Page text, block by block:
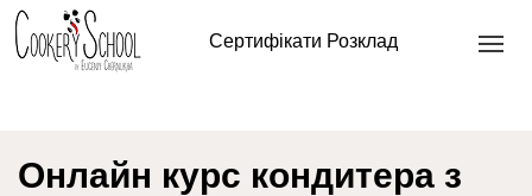
Сертифікати Розклад
Головна/Кулінарна школа онлайн /Кондитерські курси
онлайн/ ОНЛАЙН КУРС КОНДИТЕРА
Онлайн курс кондитера з